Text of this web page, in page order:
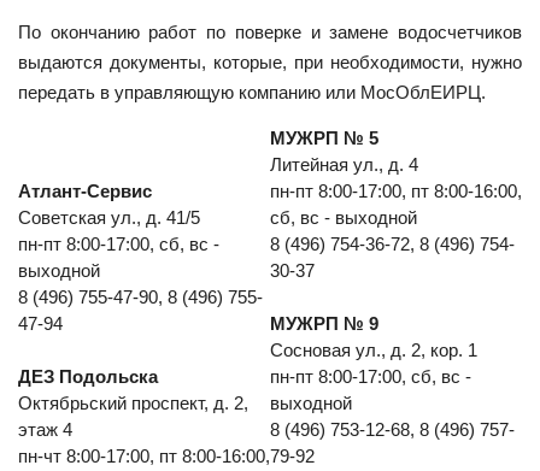
По окончанию работ по поверке и замене водосчетчиков
выдаются документы, которые, при необходимости, нужно
передать в управляющую компанию или МосОблЕИРЦ.
Атлант-Сервис
Советская ул., д. 41/5
пн-пт 8:00-17:00, сб, вс -
выходной
8 (496) 755-47-90, 8 (496) 755-
47-94
ДЕЗ Подольска
Октябрьский проспект, д. 2,
этаж 4
пн-чт 8:00-17:00, пт 8:00-16:00,
МУЖРП № 5
Литейная ул., д. 4
пн-пт 8:00-17:00, пт 8:00-16:00,
сб, вс - выходной
8 (496) 754-36-72, 8 (496) 754-
30-37
МУЖРП № 9
Сосновая ул., д. 2, кор. 1
пн-пт 8:00-17:00, сб, вс -
выходной
8 (496) 753-12-68, 8 (496) 757-
79-92